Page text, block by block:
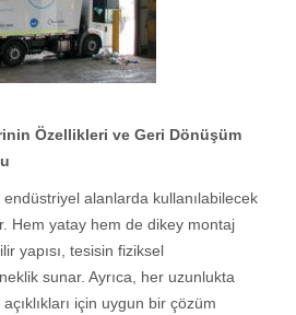
Özellikleri ve Geri Dönüşüm
alanlarda kullanılabilecek
Hem yatay hem de dikey montaj
yapısı, tesisin fiziksel
sunar. Ayrıca, her uzunlukta
için uygun bir çözüm